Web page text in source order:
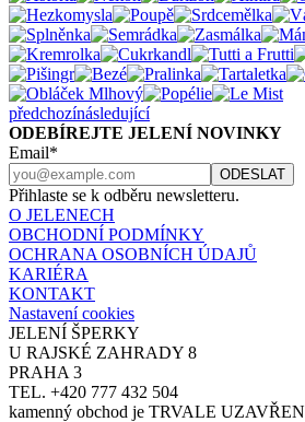
předchozínásledující
ODEBÍREJTE JELENÍ NOVINKY
Email*
Přihlaste se k odběru newsletteru.
O JELENECH
OBCHODNÍ PODMÍNKY
OCHRANA OSOBNÍCH ÚDAJŮ
KARIÉRA
KONTAKT
Nastavení cookies
JELENÍ ŠPERKY
U RAJSKÉ ZAHRADY 8
PRAHA 3
TEL. +420 777 432 504
kamenný obchod je TRVALE UZAVŘEN